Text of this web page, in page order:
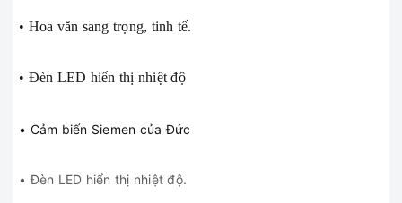
• Hoa văn sang trọng, tinh tế.
• Đèn LED hiển thị nhiệt độ
• Cảm biến Siemen của Đức
• Đèn LED hiển thị nhiệt độ.